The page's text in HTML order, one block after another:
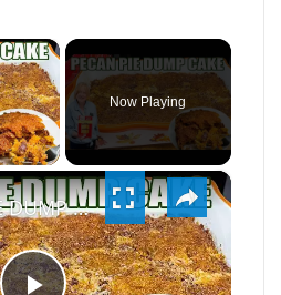
×
Now Playing
×
PECAN PIE DUMP CAKE A 7 Ingredient Fall Cake Recipe